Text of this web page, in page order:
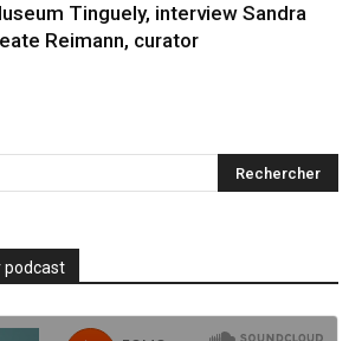
Tinguely, interview Sandra
Reimann, curator
podcast